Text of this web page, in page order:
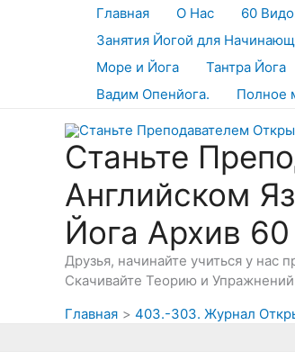
Главная О Нас 60
Занятия Йогой для
Море и Йога
Тантра Йога
Вадим Опенйога.
Полное
Станьте
Английском
Йога Архив
Друзья, начинайте учиться у
Скачивайте Теорию и
Главная
403.-303. Журнал